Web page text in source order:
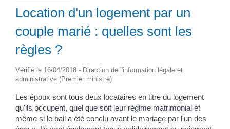
Location d'un logement par un
couple marié : quelles sont les
règles ?
Vérifié le 16/04/2018 - Direction de l'information légale et
administrative (Premier ministre)
Les époux sont tous deux locataires en titre du logement
qu'ils occupent, quel que soit leur régime matrimonial et
même si le bail a été conclu avant le mariage par l'un des